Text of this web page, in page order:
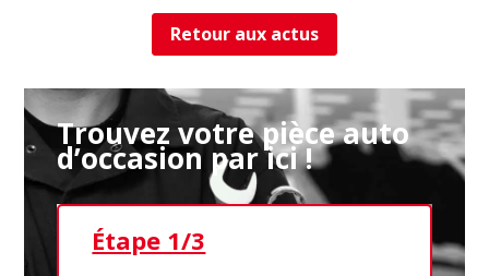
Retour aux actus
Trouvez votre pièce auto
d’occasion par ici !
Étape 1/3